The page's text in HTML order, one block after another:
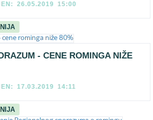
26.05.2019 15:00
- CENE ROMINGA NIŽE
17.03.2019 14:11